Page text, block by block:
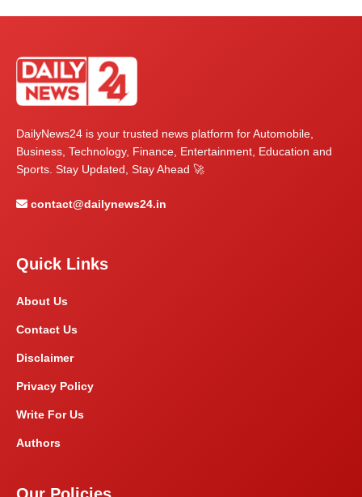
DailyNews24 is your trusted news platform for Automobile,
Business, Technology, Finance, Entertainment, Education and
Sports. Stay Updated, Stay Ahead 🚀
contact@dailynews24.in
Quick Links
About Us
Contact Us
Disclaimer
Privacy Policy
Write For Us
Authors